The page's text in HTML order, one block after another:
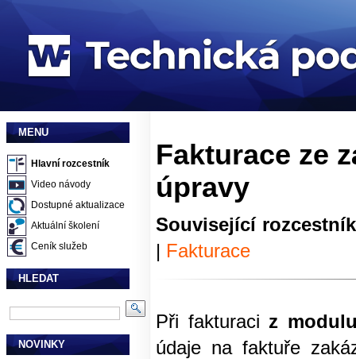
MENU
Hlavní rozcestník
Video návody
Dostupné aktualizace
Aktuální školení
Ceník služeb
HLEDAT
NOVINKY
Fakturace ze
úpravy
Související
| Fakturace
Při fakturaci z
údaje na faktuře